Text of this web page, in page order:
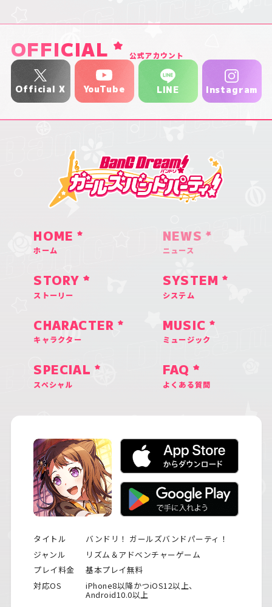
OFFICIAL 公式アカウント
Official X YouTube LINE Instagram
HOME
ホーム
NEWS
ニュース
STORY
ストーリー
SYSTEM
システム
CHARACTER
キャラクター
MUSIC
ミュージック
SPECIAL
スペシャル
FAQ
よくある質問
タイトル
バンドリ！ ガールズバンドパーティ！
ジャンル
リズム＆アドベンチャーゲーム
プレイ料金
基本プレイ無料
対応OS
iPhone8以降かつiOS12以上、
Android10.0以上